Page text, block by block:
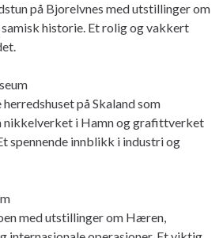
på Bjorelvnes med utstillinger om
historie. Et rolig og vakkert
på Skaland som
nikkelverket i Hamn og grafittverket
spennende innblikk i industri og
med utstillinger om Hæren,